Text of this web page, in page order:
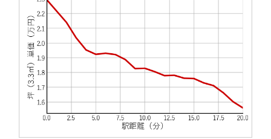
56 岩城赤平
神沢
58 鳥海町上笹子 1.1万円 102万円 -22.4%
59 上野 1.0万円 168万円 -35.0%
60
-18.6%
0.8万円